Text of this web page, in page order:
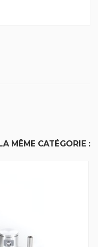
MÊME CATÉGORIE :